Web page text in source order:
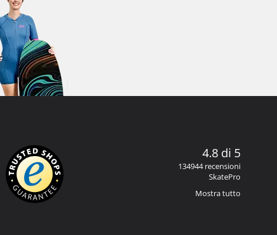
4.8 di 5
134944 recensioni
SkatePro
Mostra tutto